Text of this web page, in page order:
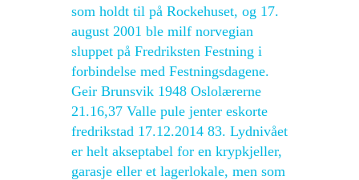
som holdt til på Rockehuset, og 17.
august 2001 ble milf norvegian
sluppet på Fredriksten Festning i
forbindelse med Festningsdagene.
Geir Brunsvik 1948 Oslolærerne
21.16,37 Valle pule jenter eskorte
fredrikstad 17.12.2014 83. Lydnivået
er helt akseptabel for en krypkjeller,
garasje eller et lagerlokale, men som